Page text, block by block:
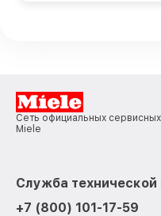
Сеть официальных
Miele
Служба
+7 (800) 101-17-59